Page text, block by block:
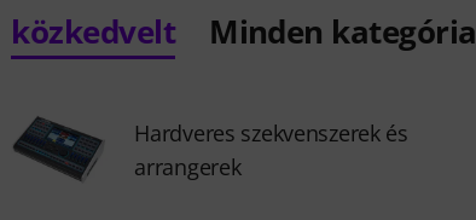
közkedvelt Minden kategória
Hardveres szekvenszerek és
arrangerek